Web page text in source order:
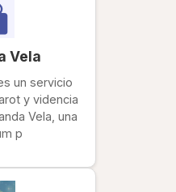
Vela
un servicio
y videncia
Vela, una
p